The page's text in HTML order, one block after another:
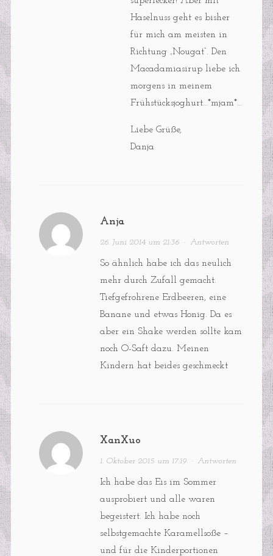
Haselnuss geht es bisher
für mich am meisten in
Richtung „Nougat“. Den
Macadamiasirup liebe ich
morgens in meinem
Frühstücksjoghurt…*mjam*…
Liebe Grüße,
Danja
Anja
26. Juni 2014 um 21:36· Antworten
So ähnlich habe ich das neulich
mehr durch Zufall gemacht.
Tiefgefrohrene Erdbeeren, eine
Banane und etwas Honig. Da es
aber ein Shake werden sollte kam
noch O-Saft dazu. Meinen
Kindern hat beides geschmeckt
XanXuo
1. Oktober 2015 um 17:19· Antworten
Ich habe das Eis im Sommer
ausprobiert und alle waren
begeistert. Ich habe noch
selbstgemachte Karamellsoße –
und für die Kinderportionen